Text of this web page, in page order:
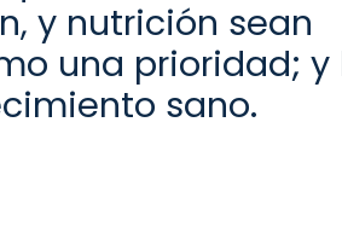
y nutrición sean
una prioridad; y
sano.